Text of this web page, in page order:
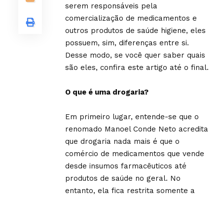
serem responsáveis pela
comercialização de medicamentos e
outros produtos de saúde higiene, eles
possuem, sim, diferenças entre si.
Desse modo, se você quer saber quais
são eles, confira este artigo até o final.
O que é uma drogaria?
Em primeiro lugar, entende-se que o
renomado Manoel Conde Neto acredita
que drogaria nada mais é que o
comércio de medicamentos que vende
desde insumos farmacêuticos até
produtos de saúde no geral. No
entanto, ela fica restrita somente a